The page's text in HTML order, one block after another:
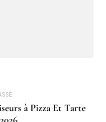
à Pizza Et Tarte